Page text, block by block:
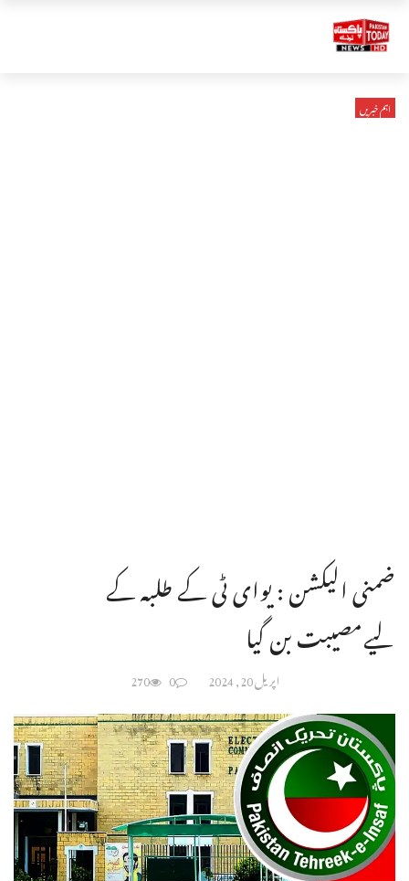
اہم خبریں
ضمنی الیکشن : یوای ٹی کے طلبہ کے
لیےمصیبت بن گیا
اپریل 20, 2024 0
270